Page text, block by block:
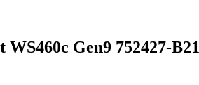
Gen9 752427-B21